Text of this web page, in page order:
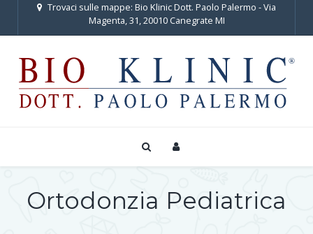
Trovaci sulle mappe: Bio Klinic Dott. Paolo Palermo - Via
Magenta, 31, 20010 Canegrate MI
Ortodonzia Pediatrica